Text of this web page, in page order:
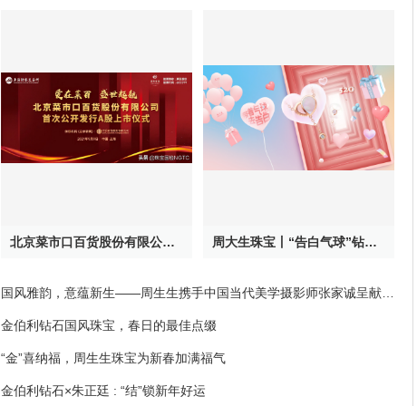
北京菜市口百货股份有限公司正式在上海证券交易所主板挂牌交易 周大生珠宝丨“告白气球”钻石项链新品520甜蜜上新
国风雅韵，意蕴新生——周生生携手中国当代美学摄影师张家诚呈献珠
宝大片
金伯利钻石国风珠宝，春日的最佳点缀
“金”喜纳福，周生生珠宝为新春加满福气
金伯利钻石×朱正廷 : “结”锁新年好运